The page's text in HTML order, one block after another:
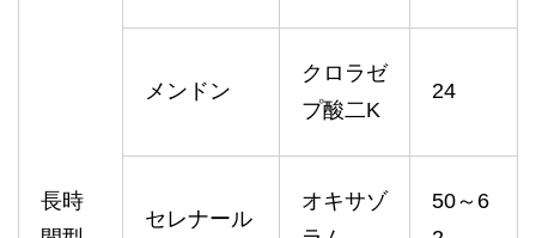
長時
メンドン
クロラゼ
プ酸二K
24
セレナール
オキサゾ
50～6